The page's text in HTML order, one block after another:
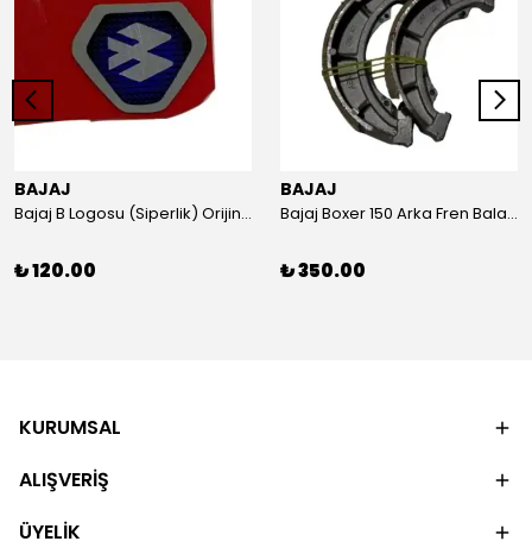
BAJAJ
Bajaj B Logosu (Siperlik) Orijinal
₺ 120.00
BAJAJ
Bajaj Boxer 150 Arka Fren Balatası Orijinal
₺ 350.00
KURUMSAL
ALIŞVERİŞ
ÜYELİK